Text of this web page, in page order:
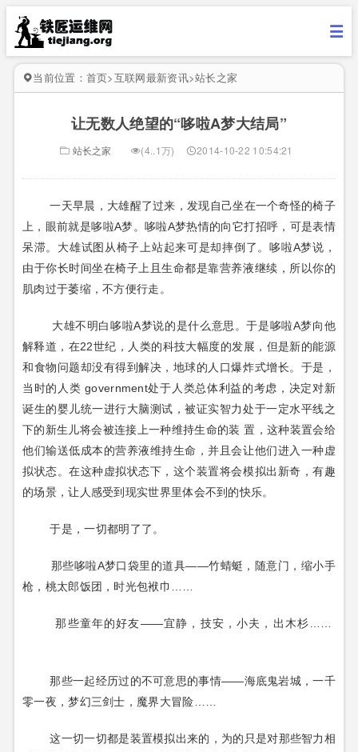
当前位置： 首页>互联网最新资讯>站长之家
让无数人绝望的“哆啦A梦大结局”
站长之家 (4..1万) 2014-10-22 10:54:21
一天早晨，大雄醒了过来，发现自己坐在一个奇怪的椅子
上，眼前就是哆啦A梦。 哆啦A梦热情的向它打招呼，可是表情
呆滞。 大雄试图从椅子上站起来可是却摔倒了。哆啦A梦说，
由于你长时间坐在椅子上且生命都是靠营养液继续，所以你的
肌肉过于萎缩，不方便行走。
大雄不明白哆啦A梦说的是什么意思。于是哆啦A梦向他
解释道，在22世纪，人类的科技大幅度的发展，但是新的能源
和食物问题却没有得到解决，地球的人口爆炸式增长。于是，
当时的人类 government处于人类总体利益的考虑，决定对新
诞生的婴儿统一进行大脑测试，被证实智力处于一定水平线之
下的新生儿将会被连接上一种维持生命的装 置，这种装置会给
他们输送低成本的营养液维持生命，并且会让他们进入一种虚
拟状态。在这种虚拟状态下，这个装置将会模拟出新奇，有趣
的场景，让人感受到现实世界里体会不到的快乐。
于是，一切都明了了。
那些哆啦A梦口袋里的道具——竹蜻蜓，随意门，缩小手
枪，桃太郎饭团，时光包袱巾……
那些童年的好友——宜静，技安，小夫，出木杉……
那些一起经历过的不可意思的事情——海底鬼岩城，一千
零一夜，梦幻三剑士，魔界大冒险……
这一切一切都是装置模拟出来的，为的只是对那些智力相